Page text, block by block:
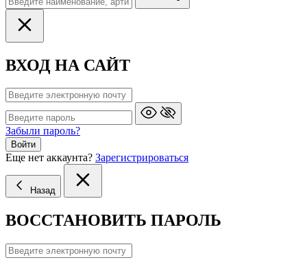
ВХОД НА САЙТ
Забыли пароль?
Войти
Еще нет аккаунта? Зарегистрироваться
Назад
ВОССТАНОВИТЬ ПАРОЛЬ